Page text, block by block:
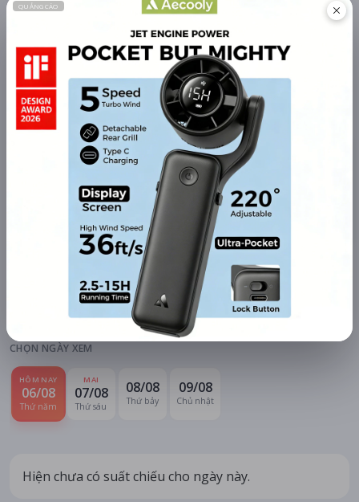
Quạt mini GOOJODOQ 4000
Khuyến mãi + free ship
Xem khuyến mãi
BÌNH LUẬN ĐÁNH GIÁ
HỆ THỐNG RẠP
Tất cả hệ thống
CHỌN NGÀY XEM
HÔM NAY
06/08
Thứ năm
MAI
07/08
Thứ sáu
08/08
Thứ bảy
09/08
Chủ nhật
Hiện chưa có suất chiếu cho ngày này.